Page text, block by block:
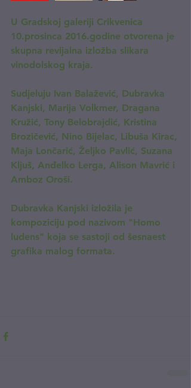
U Gradskoj galeriji Crikvenica
10.prosinca 2016.godine otvorena je
skupna revijalna izložba slikara
vinodolskog kraja.
Sudjeluju Ivan Balažević, Dubravka
Kanjski, Marija Volkmer, Dragana
Kružić, Tony Belobrajdić, Kristina
Brozičević, Nino Bijelac, Libuša Kirac,
Maja Lončarić, Željko Pavlić, Suzana
Kljuš, Anđelko Lerga, Alison Mavrić i
Amboz Oroši.
Dubravka Kanjski izložila je
kompoziciju pod nazivom "Homo
ludens" koja se sastoji od šesnaest
grafika malog formata.